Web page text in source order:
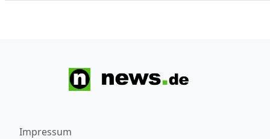
Impressum